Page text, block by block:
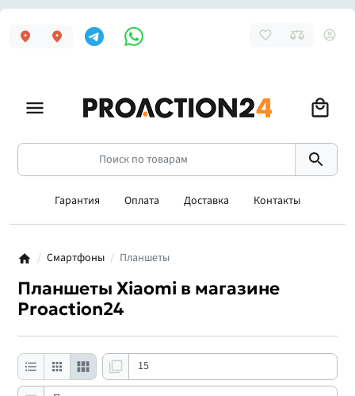
Гарантия Оплата Доставка Контакты
Смартфоны Планшеты
Планшеты Xiaomi в магазине
Proaction24